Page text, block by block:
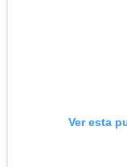
Ver esta